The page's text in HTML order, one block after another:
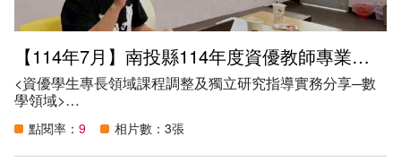
【114年7月】南投縣114年度資優教師專業增能研習
<資優學生專長領域課程調整及獨立研究指導實務分享─數
學領域>
二、地點：南投縣南投市光華國民小學社區多元學習中心
三、講師：新北市立文山國民中學蕭偉智主任
點閱率： 9 相片數：3張